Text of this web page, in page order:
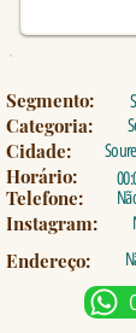
Segmento:
Categoria:
Cidade: Soure
Horário:
Telefone:
Instagram:
Endereço: